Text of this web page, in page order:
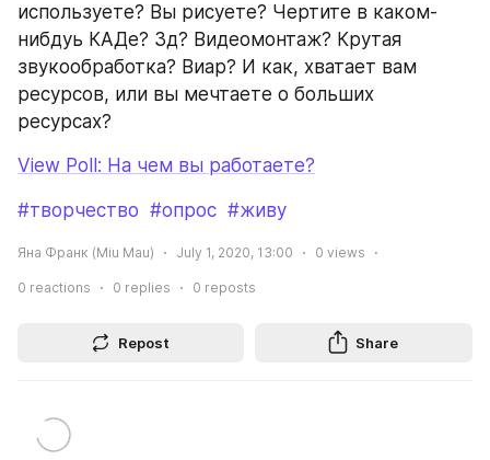
используете? Вы рисуете? Чертите в каком-
нибдуь КАДе? 3д? Видеомонтаж? Крутая
звукообработка? Виар? И как, хватает вам
ресурсов, или вы мечтаете о больших
ресурсах?
View Poll: На чем вы работаете?
#творчество #опрос #живу
Яна Франк (Miu Mau) July 1, 2020, 13:00 0 views
0 reactions 0 replies 0 reposts
Repost Share